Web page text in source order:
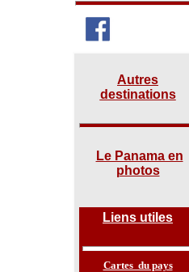
Autres
destinations
Le Panama en
photos
Liens utiles
Cartes du pays